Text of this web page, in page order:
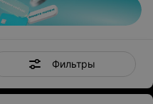
Фильтры